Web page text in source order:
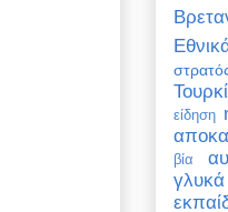
είδηση
βία
γλυκά